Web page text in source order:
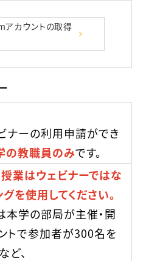
アカウントの取得
ナーの利用申請ができ
の教職員のみです。
業はウェビナーではな
を使用してください。
本学の部局が主催・開
トで参加者が300名を
ど、